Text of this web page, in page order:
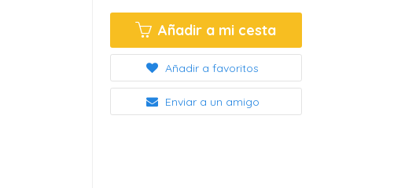
Añadir a mi cesta
Añadir a favoritos
Enviar a un amigo